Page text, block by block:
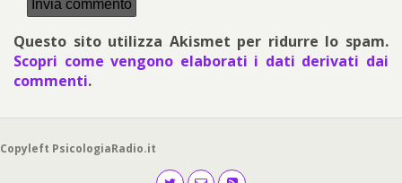
Questo sito utilizza Akismet per ridurre lo spam.
Scopri come vengono elaborati i dati derivati dai
commenti.
Copyleft PsicologiaRadio.it